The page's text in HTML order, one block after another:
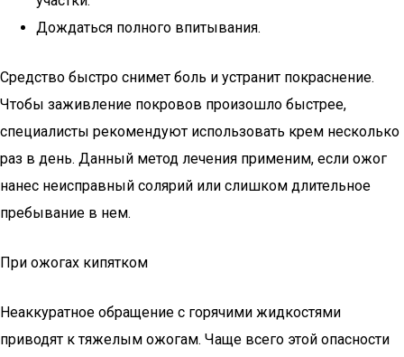
Дождаться полного впитывания.
Средство быстро снимет боль и устранит покраснение.
Чтобы заживление покровов произошло быстрее,
специалисты рекомендуют использовать крем несколько
раз в день. Данный метод лечения применим, если ожог
нанес неисправный солярий или слишком длительное
пребывание в нем.
При ожогах кипятком
Неаккуратное обращение с горячими жидкостями
приводят к тяжелым ожогам. Чаще всего этой опасности